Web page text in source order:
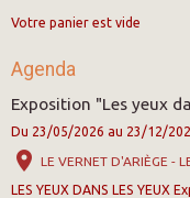
Votre panier est vide
Agenda
Exposition "Les yeux
Du 23/05/2026 au 23/12/
LE VERNET D'ARIÈGE -
LES YEUX DANS LES